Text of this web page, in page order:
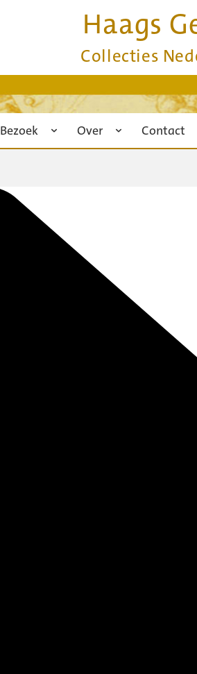
Haags
Collecties
Bezoek Over Contact